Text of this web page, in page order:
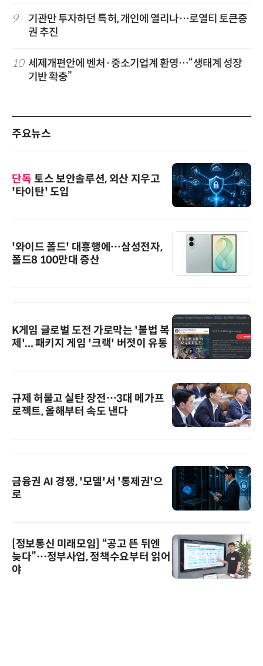
9
기관만 투자하던 특허, 개인에 열리나…로열티 토큰증
권 추진
10 세제개편안에 벤처·중소기업계 환영…“생태계 성장
기반 확충”
주요뉴스
단독 토스 보안솔루션, 외산 지우고
'타이탄' 도입
'와이드 폴드' 대흥행에…삼성전자,
폴드8 100만대 증산
K게임 글로벌 도전 가로막는 '불법 복
제'... 패키지 게임 '크랙' 버젓이 유통
규제 허물고 실탄 장전…3대 메가프
로젝트, 올해부터 속도 낸다
금융권 AI 경쟁, '모델'서 '통제권'으
로
[정보통신 미래모임] “공고 뜬 뒤엔
늦다”…정부사업, 정책수요부터 읽어
야